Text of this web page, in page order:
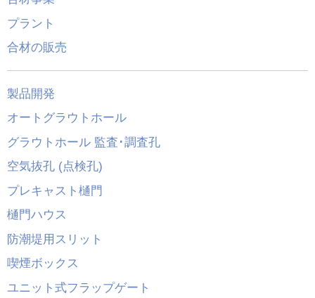
プラント
合材の販売
製品開発
オートグラウトホール
グラウトホール 監査･調査孔
空気抜孔 (点検孔)
プレキャスト樋門
樋門ハウス
防潮堤用スリット
喫煙ボックス
ユニット式フラップゲート